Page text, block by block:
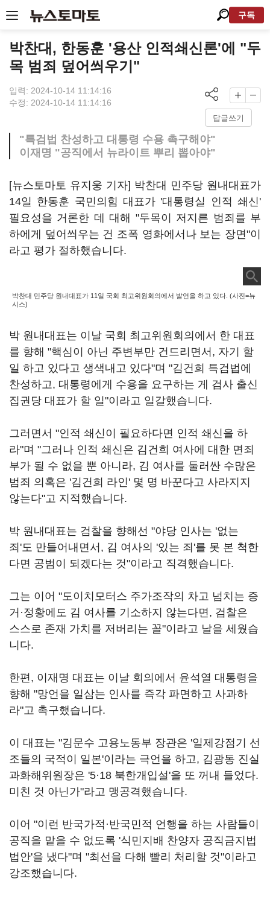
구독
박찬대, 한동훈 '용산 인적쇄신론'에 "두
목 범죄 덮어씌우기"
입력: 2024-10-14 11:14:16
수정: 2024-10-14 11:14:16
답글쓰기
"특검법 찬성하고 대통령 수용 촉구해야"
이재명 "공직에서 뉴라이트 뿌리 뽑아야"
[뉴스토마토 유지웅 기자] 박찬대 민주당 원내대표가
14일 한동훈 국민의힘 대표가 '대통령실 인적 쇄신'
필요성을 거론한 데 대해 "두목이 저지른 범죄를 부
하에게 덮어씌우는 건 조폭 영화에서나 보는 장면"이
라고 평가 절하했습니다.
박찬대 민주당 원내대표가 11일 국회 최고위원회의에서 발언을 하고 있다. (사진=뉴
시스)
박 원내대표는 이날 국회 최고위원회의에서 한 대표
를 향해 "핵심이 아닌 주변부만 건드리면서, 자기 할
일 하고 있다고 생색내고 있다"며 "김건희 특검법에
찬성하고, 대통령에게 수용을 요구하는 게 검사 출신
집권당 대표가 할 일"이라고 일갈했습니다.
그러면서 "인적 쇄신이 필요하다면 인적 쇄신을 하
라"며 "그러나 인적 쇄신은 김건희 여사에 대한 면죄
부가 될 수 없을 뿐 아니라, 김 여사를 둘러싼 수많은
범죄 의혹은 '김건희 라인' 몇 명 바꾼다고 사라지지
않는다"고 지적했습니다.
박 원내대표는 검찰을 향해선 "야당 인사는 '없는
죄'도 만들어내면서, 김 여사의 '있는 죄'를 못 본 척한
다면 공범이 되겠다는 것"이라고 직격했습니다.
그는 이어 "도이치모터스 주가조작의 차고 넘치는 증
거·정황에도 김 여사를 기소하지 않는다면, 검찰은
스스로 존재 가치를 저버리는 꼴"이라고 날을 세웠습
니다.
한편, 이재명 대표는 이날 회의에서 윤석열 대통령을
향해 "망언을 일삼는 인사를 즉각 파면하고 사과하
라"고 촉구했습니다.
이 대표는 "김문수 고용노동부 장관은 '일제강점기 선
조들의 국적이 일본'이라는 극언을 하고, 김광동 진실
과화해위원장은 '5·18 북한개입설'을 또 꺼내 들었다.
미친 것 아닌가"라고 맹공격했습니다.
이어 "이런 반국가적·반국민적 언행을 하는 사람들이
공직을 맡을 수 없도록 '식민지배 찬양자 공직금지법
법안'을 냈다"며 "최선을 다해 빨리 처리할 것"이라고
강조했습니다.